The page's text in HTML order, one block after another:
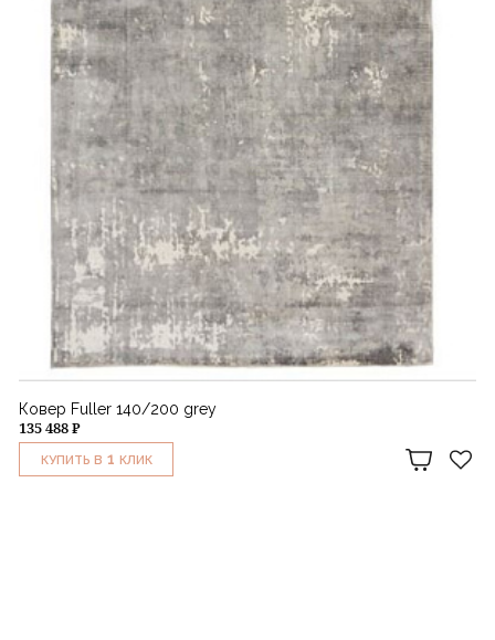
Ковер Fuller 140/200 grey
135 488 ₽
КУПИТЬ В 1 КЛИК